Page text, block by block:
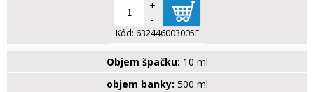
+
-
Kód: 632446003005F
Objem špačku: 10 ml
objem banky: 500 ml